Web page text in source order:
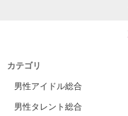
カテゴリ
男性アイドル総合
男性タレント総合